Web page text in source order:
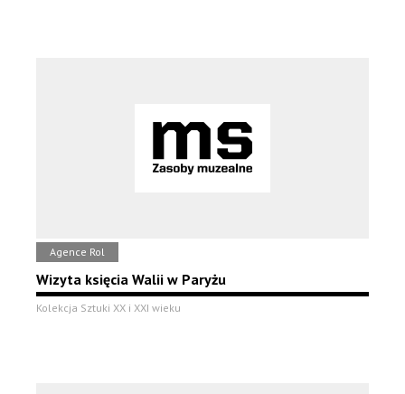
Agence Rol
Wizyta księcia Walii w Paryżu
Kolekcja Sztuki XX i XXI wieku